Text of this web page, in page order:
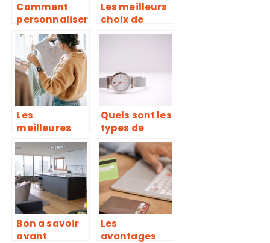
Comment
personnaliser
un faire part
de bapteme ?
Les meilleurs
choix de
chaussures
notre aise
Les
meilleures
friperies de
Paris
Quels sont les
types de
bracelets de
montre ?
Bon a savoir
avant
Les
avantages